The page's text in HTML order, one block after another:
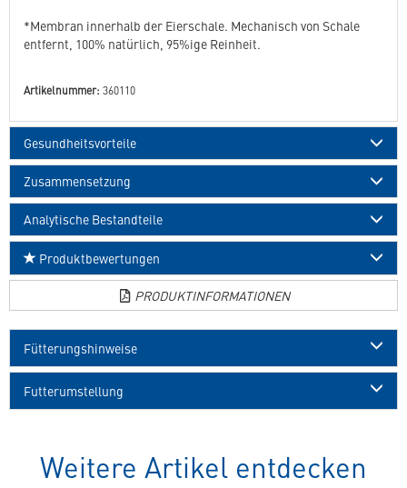
*Membran innerhalb der Eierschale. Mechanisch von Schale
entfernt, 100% natürlich, 95%ige Reinheit.
Artikelnummer: 360110
Gesundheitsvorteile
Zusammensetzung
Analytische Bestandteile
Produktbewertungen
PRODUKTINFORMATIONEN
Fütterungshinweise
Futterumstellung
Weitere Artikel entdecken